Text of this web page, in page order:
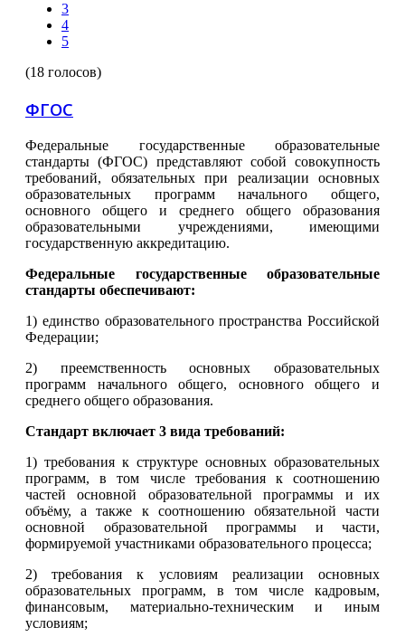
3
4
5
(18 голосов)
ФГОС
Федеральные государственные образовательные
стандарты (ФГОС) представляют собой совокупность
требований, обязательных при реализации основных
образовательных программ начального общего,
основного общего и среднего общего образования
образовательными учреждениями, имеющими
государственную аккредитацию.
Федеральные государственные образовательные
стандарты обеспечивают:
1) единство образовательного пространства Российской
Федерации;
2) преемственность основных образовательных
программ начального общего, основного общего и
среднего общего образования.
Стандарт включает 3 вида требований:
1) требования к структуре основных образовательных
программ, в том числе требования к соотношению
частей основной образовательной программы и их
объёму, а также к соотношению обязательной части
основной образовательной программы и части,
формируемой участниками образовательного процесса;
2) требования к условиям реализации основных
образовательных программ, в том числе кадровым,
финансовым, материально-техническим и иным
условиям;